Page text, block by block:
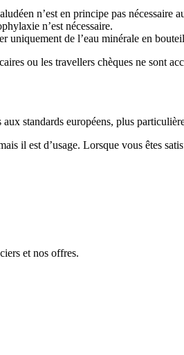
n’est en principe pas nécessaire
n’est nécessaire.
uniquement de l’eau minérale en
ou les travellers chèques ne sont
standards européens, plus
il est d’usage. Lorsque vous êtes
et nos offres.